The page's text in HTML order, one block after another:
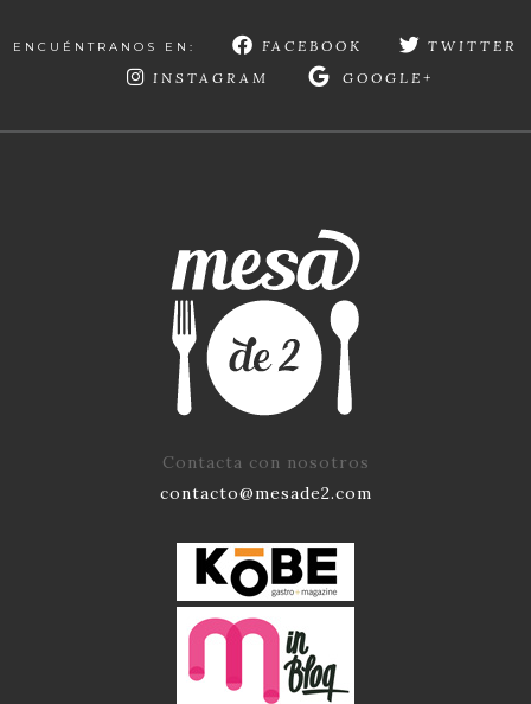
ENCUÉNTRANOS EN: FACEBOOK
TWITTER
INSTAGRAM
GOOGLE+
Contacta con nosotros
contacto@mesade2.com